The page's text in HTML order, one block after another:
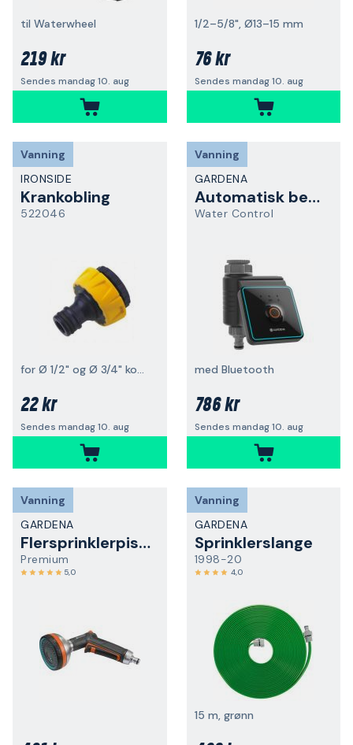
til Waterwheel
219 kr
Sendes mandag 10. aug
1/2–5/8", Ø13–15 mm
76 kr
Sendes mandag 10. aug
Vanning
IRONSIDE
Krankobling
522046
for Ø 1/2" og Ø 3/4" kobling
22 kr
Sendes mandag 10. aug
Vanning
GARDENA
Automatisk bevanning
Water Control
med Bluetooth
786 kr
Sendes mandag 10. aug
Vanning
GARDENA
Flersprinklerpistol
Premium
5,0
Vanning
GARDENA
Sprinklerslange
1998-20
4,0
15 m, grønn